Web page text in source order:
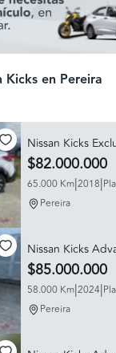
Kicks en Pereira
Nissan Kicks
$82.000.000
65.000 Km|2018|
Pereira
Nissan Kicks
$85.000.000
58.000 Km|2024|
Pereira